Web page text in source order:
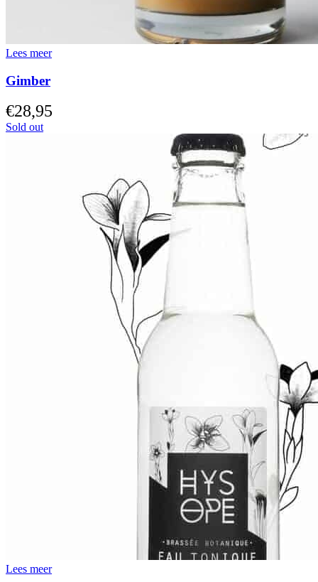
Lees meer
Gimber
€28,95
Sold out
Lees meer